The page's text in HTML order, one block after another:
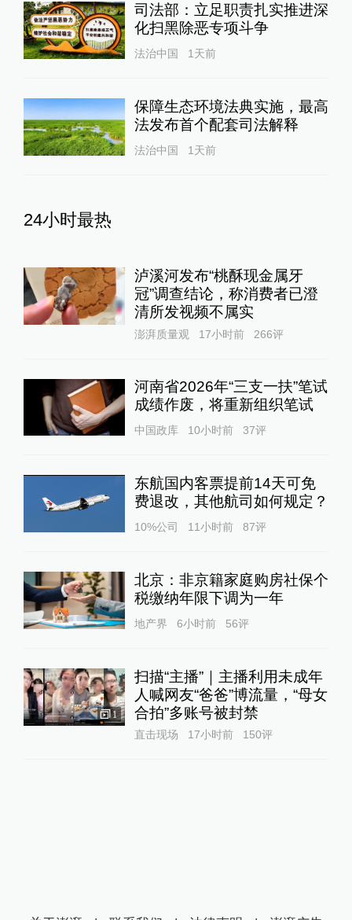
司法部：立足职责扎实推进深
化扫黑除恶专项斗争
法治中国 1天前
保障生态环境法典实施，最高
法发布首个配套司法解释
法治中国 1天前
24小时最热
泸溪河发布“桃酥现金属牙
冠”调查结论，称消费者已澄
清所发视频不属实
澎湃质量观 17小时前 266评
河南省2026年“三支一扶”笔试
成绩作废，将重新组织笔试
中国政库 10小时前 37评
东航国内客票提前14天可免
费退改，其他航司如何规定？
10%公司 11小时前 87评
北京：非京籍家庭购房社保个
税缴纳年限下调为一年
地产界 6小时前 56评
1
扫描“主播”｜主播利用未成年
人喊网友“爸爸”博流量，“母女
合拍”多账号被封禁
直击现场 17小时前 150评